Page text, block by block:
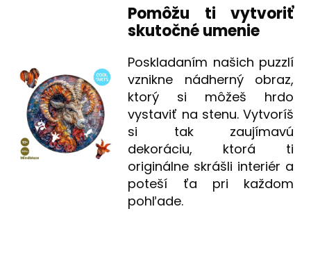
Pomôžu ti vytvoriť
skutočné umenie
Poskladaním našich puzzlí
vznikne nádherný obraz,
ktorý si môžeš hrdo
vystaviť na stenu. Vytvoríš
si tak zaujímavú
dekoráciu, ktorá ti
originálne skrášli interiér a
poteší ťa pri každom
pohľade.